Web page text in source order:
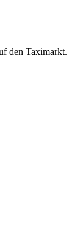
den Taximarkt.